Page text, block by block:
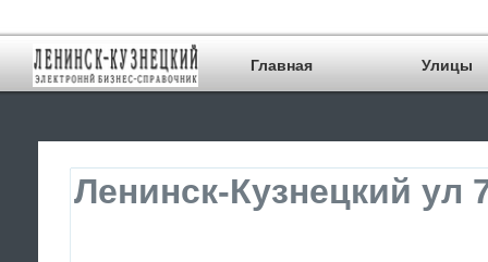
Главная Улицы
Ленинск-Кузнецкий ул